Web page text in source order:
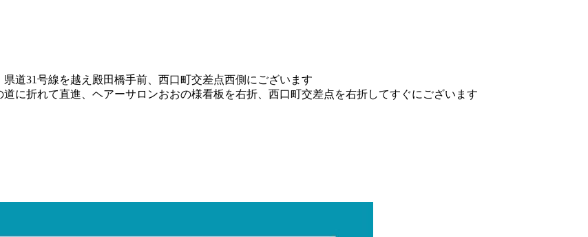
道31号線を越え殿田橋手前、西口町交差点西側にございます
に折れて直進、ヘアーサロンおおの様看板を右折、西口町交差点を右折してすぐにございます